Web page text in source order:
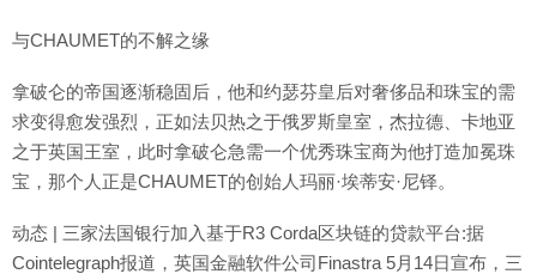
与CHAUMET的不解之缘
拿破仑的帝国逐渐稳固后，他和约瑟芬皇后对奢侈品和珠宝的需
求变得愈发强烈，正如法贝热之于俄罗斯皇室，杰拉德、卡地亚
之于英国王室，此时拿破仑急需一个优秀珠宝商为他打造加冕珠
宝，那个人正是CHAUMET的创始人玛丽·埃蒂安·尼铎。
动态 | 三家法国银行加入基于R3 Corda区块链的贷款平台:据
Cointelegraph报道，英国金融软件公司Finastra 5月14日宣布，三